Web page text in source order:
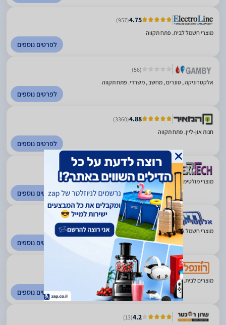
4.75
(957)
מוצרי חשמל לבית. פתח תקווה
לפרטים נוספים
(56)
אלקטרוניקה , טונרים , מחשב , משרדי. פתח תקווה
לפרטים נוספים
4.88
(3360)
חנות און-ליין. פתח תקווה
לפרטים נוספים
4.15
מוצרי מולטימדיה וסלולר. פתח תקווה
לפרטים נוספים
4.5
(470)
מוצרי חשמל אלקטרוניקה ותקשורת. פריסה ארצית
לפרטים נוספים
4.4
(982)
מוצרים לבית. פתח תקווה
לפרטים נוספים
4.2
(13)